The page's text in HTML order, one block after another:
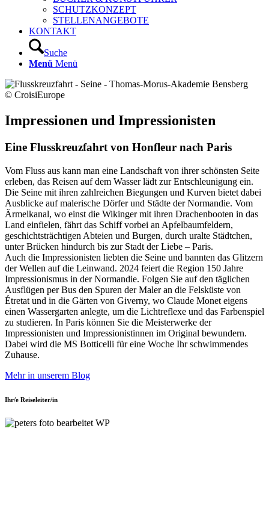
SCHUTZKONZEPT
STELLENANGEBOTE
KONTAKT
Suche
Menü Menü
© CroisiEurope
Impressionen und Impressionisten
Eine Flusskreuzfahrt von Honfleur nach Paris
Vom Fluss aus kann man eine Landschaft von ihrer schönsten Seite
erleben, das Reisen auf dem Wasser lädt zur Entschleunigung ein.
Die Seine mit ihren zahlreichen Biegungen und Kurven bietet dabei
Ausblicke auf malerische Dörfer und Städte der Normandie. Vom
Ärmelkanal, wo einst die Wikinger mit ihren Drachenbooten in das
Land einfielen, fährt das Schiff vorbei an Apfelbaumfeldern,
geschichtsträchtigen Abteien und Burgen, durch uralte Städtchen,
unter Brücken hindurch bis zur Stadt der Liebe – Paris.
Auch die Impressionisten liebten die Seine und bannten das Glitzern
der Wellen auf die Leinwand. 2024 feiert die Region 150 Jahre
Impressionismus in der Normandie. Folgen Sie auf den täglichen
Ausflügen per Bus den Spuren der Maler an die Felsküste von
Étretat und in die Gärten von Giverny, wo Claude Monet eigens
einen Wassergarten anlegte, um die Lichtreflexe und das Farbenspiel
zu studieren. In Paris können Sie die Meisterwerke der
Impressionisten und Impressionistinnen im Original bewundern.
Dabei wird die MS Botticelli für eine Woche Ihr schwimmendes
Zuhause.
Mehr in unserem Blog
Ihr/e Reiseleiter/in